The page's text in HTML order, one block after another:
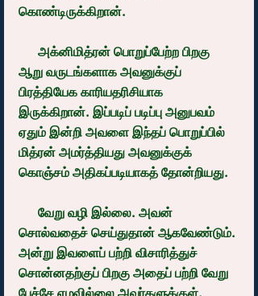
கொண்டிருக்கிறான்.
ஆறு வருடங்களாக அவனுக்குப்
பிரத்தியேக காரியதரிசியாக
இருக்கிறான். இப்படிப் படிப்பு அனுபவம்
ஏதும் இன்றி அவளை இந்தப் பொறுப்பில்
மித்ரன் அமர்த்தியது அவனுக்குக்
கொஞ்சம் அதிகப்படியாகத் தோன்றியது.
சொல்வதைச் செய்துதான் ஆகவேண்டும்.
அன்று இவளைப் பற்றி விசாரித்துச்
சொன்னதற்குப் பிறகு அதைப் பற்றி வேறு